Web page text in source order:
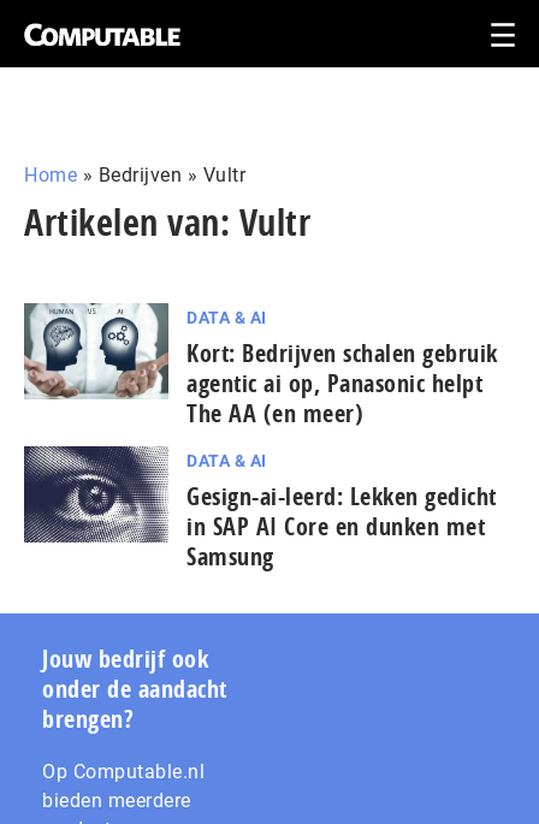
Home » Bedrijven » Vultr
Artikelen van: Vultr
DATA & AI
Kort: Bedrijven schalen gebruik
agentic ai op, Panasonic helpt
The AA (en meer)
DATA & AI
Gesign-ai-leerd: Lekken gedicht
in SAP AI Core en dunken met
Samsung
Jouw bedrijf ook
onder de aandacht
brengen?
Op Computable.nl
bieden meerdere